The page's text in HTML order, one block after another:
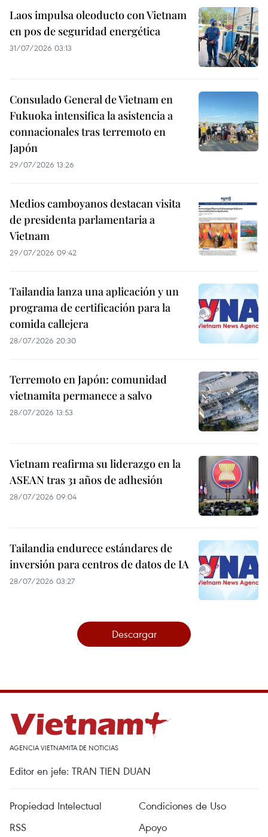
Laos impulsa oleoducto con Vietnam
en pos de seguridad energética
31/07/2026 03:13
Consulado General de Vietnam en
Fukuoka intensifica la asistencia a
connacionales tras terremoto en
Japón
29/07/2026 13:26
Medios camboyanos destacan visita
de presidenta parlamentaria a
Vietnam
29/07/2026 09:42
Tailandia lanza una aplicación y un
programa de certificación para la
comida callejera
28/07/2026 20:30
Terremoto en Japón: comunidad
vietnamita permanece a salvo
28/07/2026 13:53
Vietnam reafirma su liderazgo en la
ASEAN tras 31 años de adhesión
28/07/2026 09:04
Tailandia endurece estándares de
inversión para centros de datos de IA
28/07/2026 03:27
Descargar
AGENCIA VIETNAMITA DE NOTICIAS
Editor en jefe: TRAN TIEN DUAN
Propiedad Intelectual
Condiciones de Uso
RSS
Apoyo